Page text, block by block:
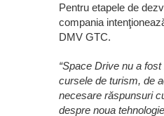
Pentru etapele de
compania
DMV GTC.
“Space Drive nu a
cursele de turism, de
necesare răspunsuri
despre noua